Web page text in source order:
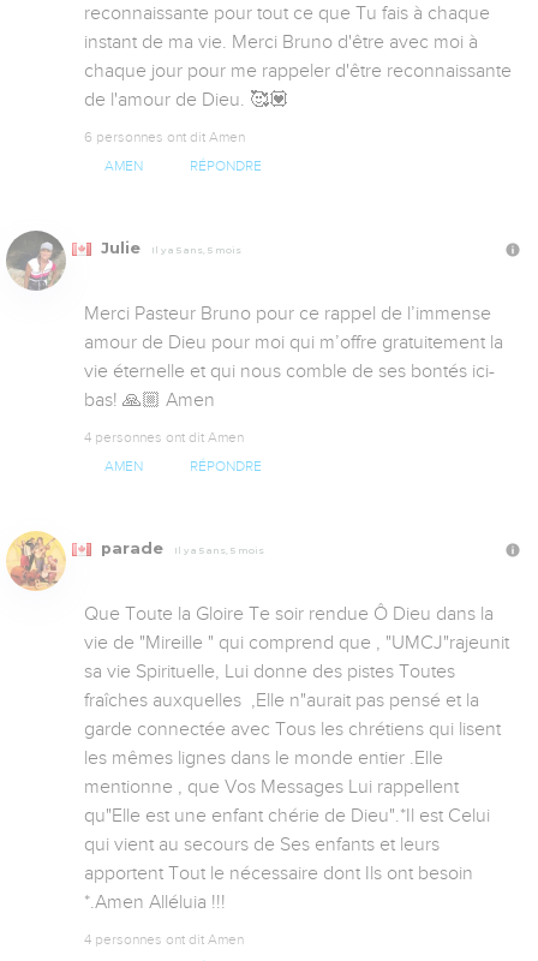
reconnaissante pour tout ce que Tu fais à chaque
instant de ma vie. Merci Bruno d'être avec moi à
chaque jour pour me rappeler d'être reconnaissante
de l'amour de Dieu. 🥰💟
6 personnes ont dit Amen
AMEN RÉPONDRE
Julie Il y a 5 ans, 5 mois
Merci Pasteur Bruno pour ce rappel de l’immense
amour de Dieu pour moi qui m’offre gratuitement la
vie éternelle et qui nous comble de ses bontés ici-
bas! 🙏🏼 Amen
4 personnes ont dit Amen
AMEN RÉPONDRE
parade Il y a 5 ans, 5 mois
Que Toute la Gloire Te soir rendue Ô Dieu dans la
vie de "Mireille " qui comprend que , "UMCJ"rajeunit
sa vie Spirituelle, Lui donne des pistes Toutes
fraîches auxquelles  ,Elle n"aurait pas pensé et la
garde connectée avec Tous les chrétiens qui lisent
les mêmes lignes dans le monde entier .Elle
mentionne , que Vos Messages Lui rappellent
qu"Elle est une enfant chérie de Dieu".*Il est Celui
qui vient au secours de Ses enfants et leurs
apportent Tout le nécessaire dont Ils ont besoin
*.Amen Alléluia !!!
4 personnes ont dit Amen